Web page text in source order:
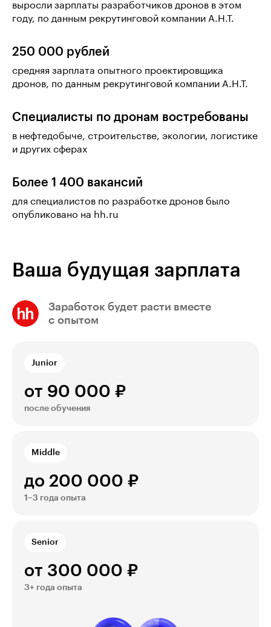
выросли зарплаты разработчиков дронов в этом
году, по данным рекрутинговой компании А.Н.Т.
250 000 рублей
средняя зарплата опытного проектировщика
дронов, по данным рекрутинговой компании А.Н.Т.
Специалисты по дронам востребованы
в нефтедобыче, строительстве, экологии, логистике
и других сферах
Более 1 400 вакансий
для специалистов по разработке дронов было
опубликовано на hh.ru
Ваша будущая зарплата
Заработок будет расти вместе
с опытом
от 90 000 ₽
Junior
после обучения
до 200 000 ₽
Middle
1–3 года опыта
от 300 000 ₽
Senior
3+ года опыта